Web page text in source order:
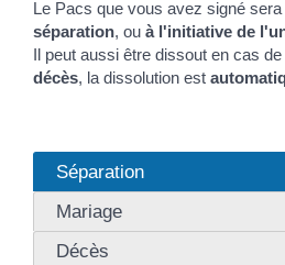
Le Pacs que vous avez signé
séparation, ou à l'initiative de
Il peut aussi être dissout en cas de
décès, la dissolution est
Séparation
Mariage
Décès